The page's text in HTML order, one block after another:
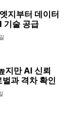
지부터 데이터
기술 공급
지만 AI 신뢰
벌과 격차 확인